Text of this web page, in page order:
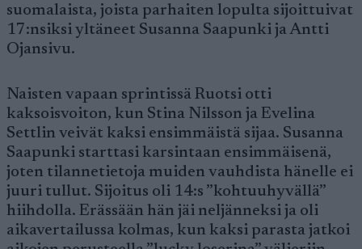
suomalaista, joista parhaiten lopulta sijoittuivat
17:nsiksi yltäneet Susanna Saapunki ja Antti
Ojansivu.
Naisten vapaan sprintissä Ruotsi otti
kaksoisvoiton, kun Stina Nilsson ja Evelina
Settlin veivät kaksi ensimmäistä sijaa. Susanna
Saapunki starttasi karsintaan ensimmäisenä,
joten tilannetietoja muiden vauhdista hänelle ei
juuri tullut. Sijoitus oli 14:s ”kohtuuhyvällä”
hiihdolla. Erässään hän jäi neljänneksi ja oli
aikavertailussa kolmas, kun kaksi parasta jatkoi